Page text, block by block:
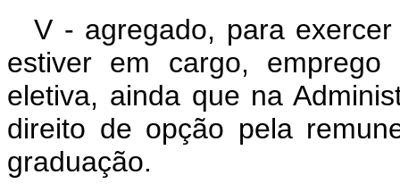
V - agregado, para
estiver em cargo,
eletiva, ainda que na
direito de opção pela
graduação.